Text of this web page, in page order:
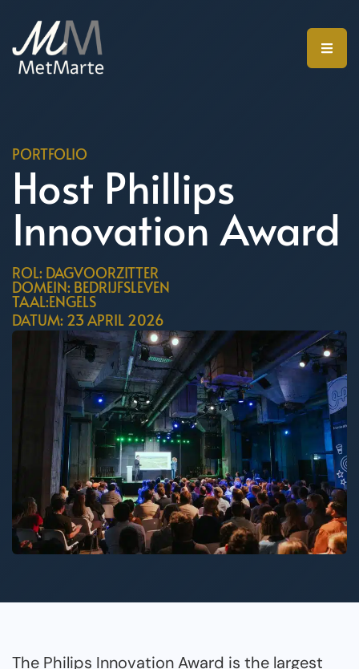
PORTFOLIO
Host Phillips
Innovation Award
ROL: DAGVOORZITTER
DOMEIN: BEDRIJFSLEVEN
TAAL:ENGELS
DATUM: 23 APRIL 2026
The Philips Innovation Award is the largest